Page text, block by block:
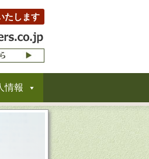
たします
情報